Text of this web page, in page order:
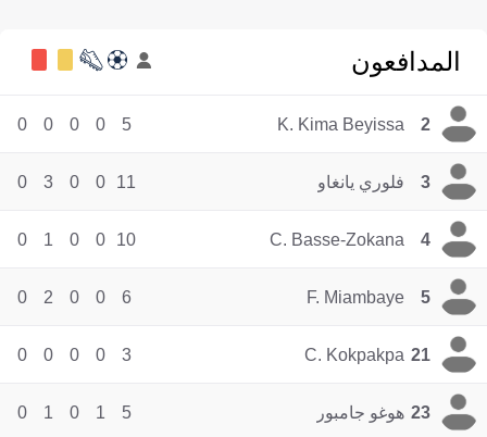
المدافعون
2
K. Kima Beyissa
5
0
0
0
0
3 فلوري يانغاو 11
0
0
3
0
4
C. Basse-Zokana
10
0
0
1
0
5
F. Miambaye
6
0
0
2
0
21
C. Kokpakpa
3
0
0
0
0
23 هوغو جامبور 5
1
0
1
0